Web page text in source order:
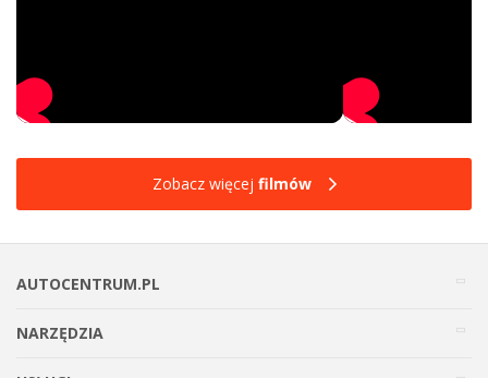
Zobacz więcej filmów
AUTOCENTRUM.PL
NARZĘDZIA